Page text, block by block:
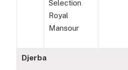
Selection
Royal
Mansour
Djerba